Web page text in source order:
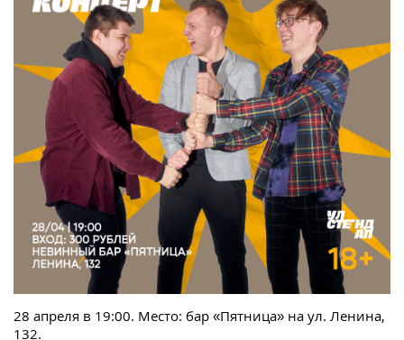
28 апреля в 19:00. Место: бар «Пятница» на ул. Ленина,
132.